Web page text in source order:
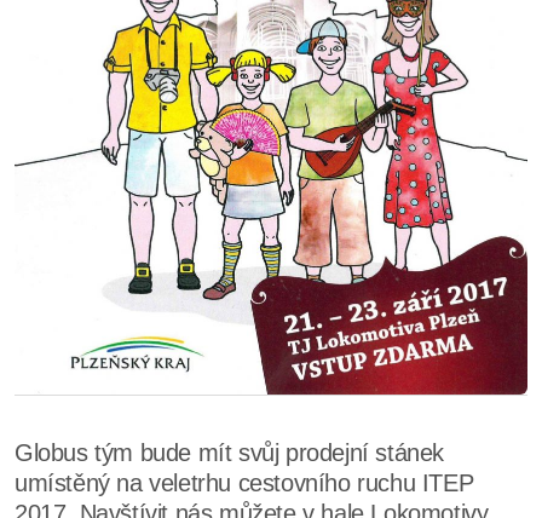
Globus tým bude mít svůj prodejní stánek
umístěný na veletrhu cestovního ruchu ITEP